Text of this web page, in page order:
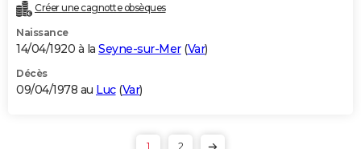
Créer une cagnotte obsèques
Naissance
14/04/1920 à la Seyne-sur-Mer(Var)
Décès
09/04/1978 au Luc(Var)
1 2